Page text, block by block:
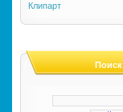
Клипарт
Поиск